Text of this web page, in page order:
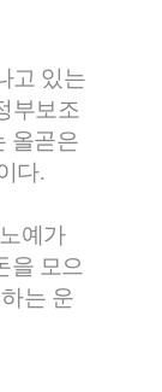
고 있는
부보조
올곧은
다.
예가
을 모으
는 운